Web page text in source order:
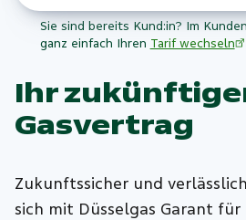
Sie sind bereits Kund:in? Im
ganz einfach Ihren Tarif wechseln
Ihr
Gasvertrag
Zukunftssicher und
sich mit Düsselgas Garant für